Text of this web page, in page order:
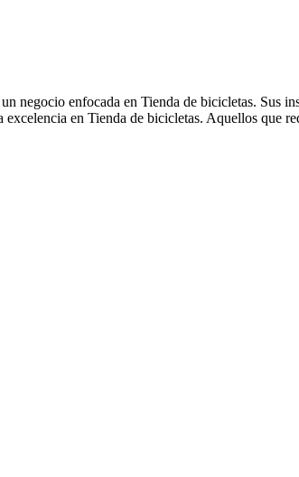
negocio enfocada en Tienda de bicicletas. Sus
en Tienda de bicicletas. Aquellos que